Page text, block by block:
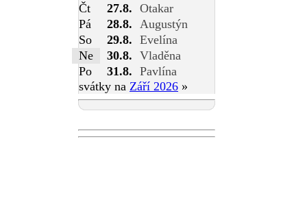
Čt
27.8. Otakar
Pá
28.8.
Augustýn
So
29.8. Evelína
Ne
30.8. Vladěna
Po
31.8. Pavlína
svátky na Září 2026 »